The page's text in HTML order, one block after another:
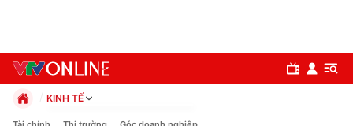
KINH TẾ
Chính trị